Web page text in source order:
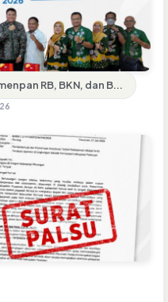
RB, BKN, dan B...